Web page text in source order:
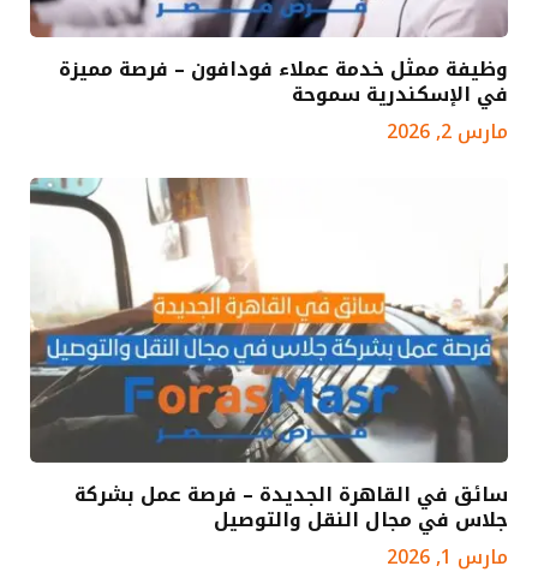
وظيفة ممثل خدمة عملاء فودافون – فرصة مميزة
في الإسكندرية سموحة
مارس 2, 2026
سائق في القاهرة الجديدة – فرصة عمل بشركة
جلاس في مجال النقل والتوصيل
مارس 1, 2026